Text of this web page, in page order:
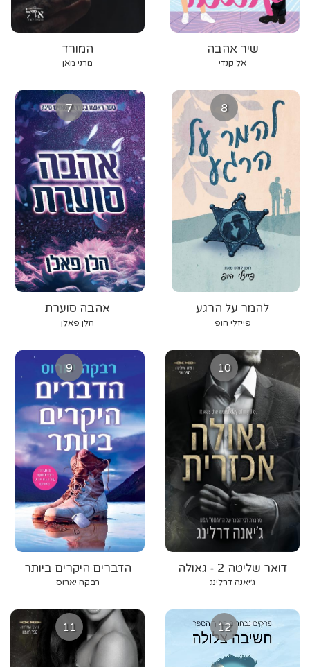
המורד
מרני מאן
שיר אהבה
אל קנדי
7
אהבה סוערת
הלן פאלן
8
להמר על הרגע
פייזלי הופ
9
הדברים היקרים ביותר
רבקה יארוס
10
דואר שליטה 2 - גאולה
אכזרית
ג׳יאנה דרלינג
11 12